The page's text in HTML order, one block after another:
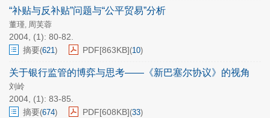
“补贴与反补贴”问题与“公平贸易”分析
董瑾, 周芙蓉
2004, (1): 80-82.
摘要(621) PDF[863KB](10)
关于银行监管的博弈与思考——《新巴塞尔协议》的视角
刘岭
2004, (1): 83-85.
摘要(674) PDF[608KB](33)